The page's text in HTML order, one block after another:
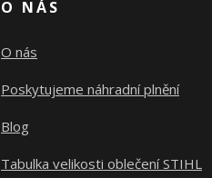
O NÁS
O nás
Poskytujeme náhradní plnění
Blog
Tabulka velikosti oblečení STIHL